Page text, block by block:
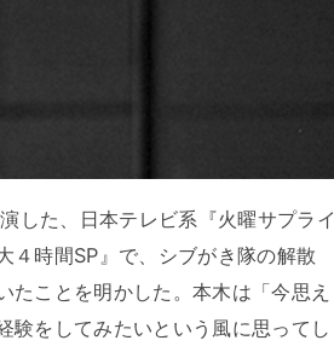
した、日本テレビ系『火曜サプライ
４時間SP』で、シブがき隊の解散
ことを明かした。本木は「今思え
験をしてみたいという風に思ってし